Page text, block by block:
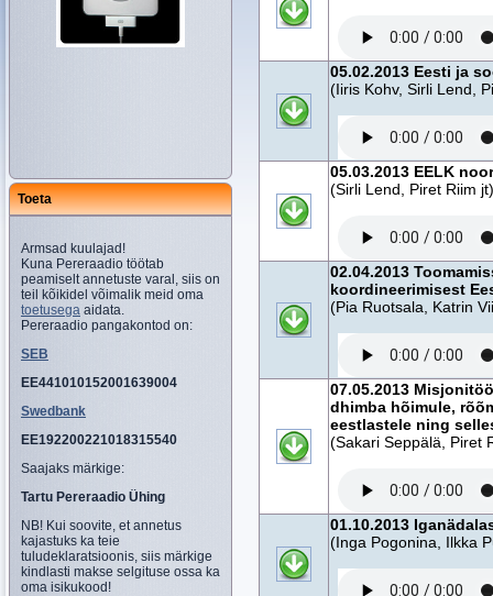
Toeta
Armsad kuulajad!
Kuna Pereraadio töötab
peamiselt annetuste varal, siis on
teil kõikidel võimalik meid oma
toetusega aidata.
Pereraadio pangakontod on:
SEB
EE441010152001639004
Swedbank
EE192200221018315540
Saajaks märkige:
Tartu Pereraadio Ühing
NB! Kui soovite, et annetus
kajastuks ka teie
tuludeklaratsioonis, siis märkige
kindlasti makse selgituse ossa ka
oma isikukood!
05.02.2013 Eesti ja
(Iiris Kohv, Sirli Lend,
05.03.2013 EELK
(Sirli Lend, Piret Riim jt)
02.04.2013
koordineerimisest
(Pia Ruotsala, Katrin
07.05.2013
dhimba hõimule,
eestlastele ning
(Sakari Seppälä, Piret
01.10.2013
(Inga Pogonina, Ilkka